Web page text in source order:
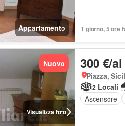
Appartamento 1 giorno, 5 ore
Visualizza foto
Nuovo 300 €/
Piazza,
2 Locali
Ascensore